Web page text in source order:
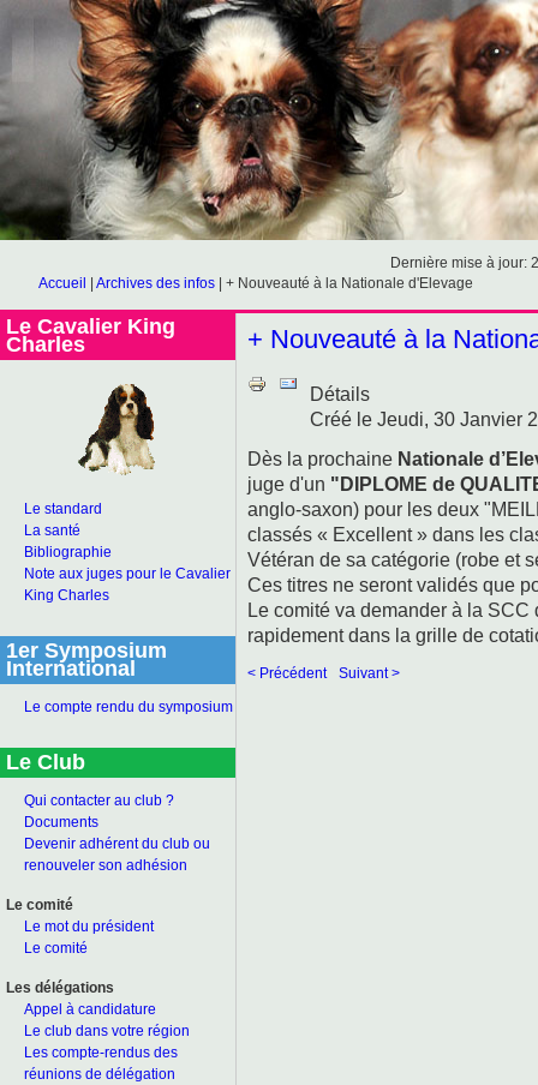
Accueil Archives des infos + Nouveauté à la Nationale d'Elevage
Dernière mise à jour:
Le Cavalier King
Charles
Le standard
La santé
Bibliographie
Note aux juges pour le Cavalier
King Charles
1er Symposium
International
Le compte rendu du symposium
Le Club
Qui contacter au club ?
Documents
Devenir adhérent du club ou
renouveler son adhésion
Le comité
Le mot du président
Le comité
Les délégations
Appel à candidature
Le club dans votre région
Les compte-rendus des
réunions de délégation
+ Nouveauté à la
Détails
Créé le Jeudi, 30 Janvier
Dès la prochaine Nationale
juge d'un "DIPLOME de
anglo-saxon) pour les deux
classés « Excellent » dans les
Vétéran de sa catégorie (robe et
Ces titres ne seront validés que
Le comité va demander à la
rapidement dans la grille de
< Précédent Suivant >